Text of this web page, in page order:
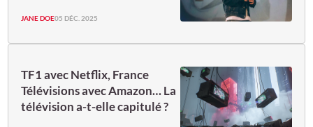
JANE DOE05 DÉC. 2025
TF1 avec Netflix, France
Télévisions avec Amazon… La
télévision a-t-elle capitulé ?